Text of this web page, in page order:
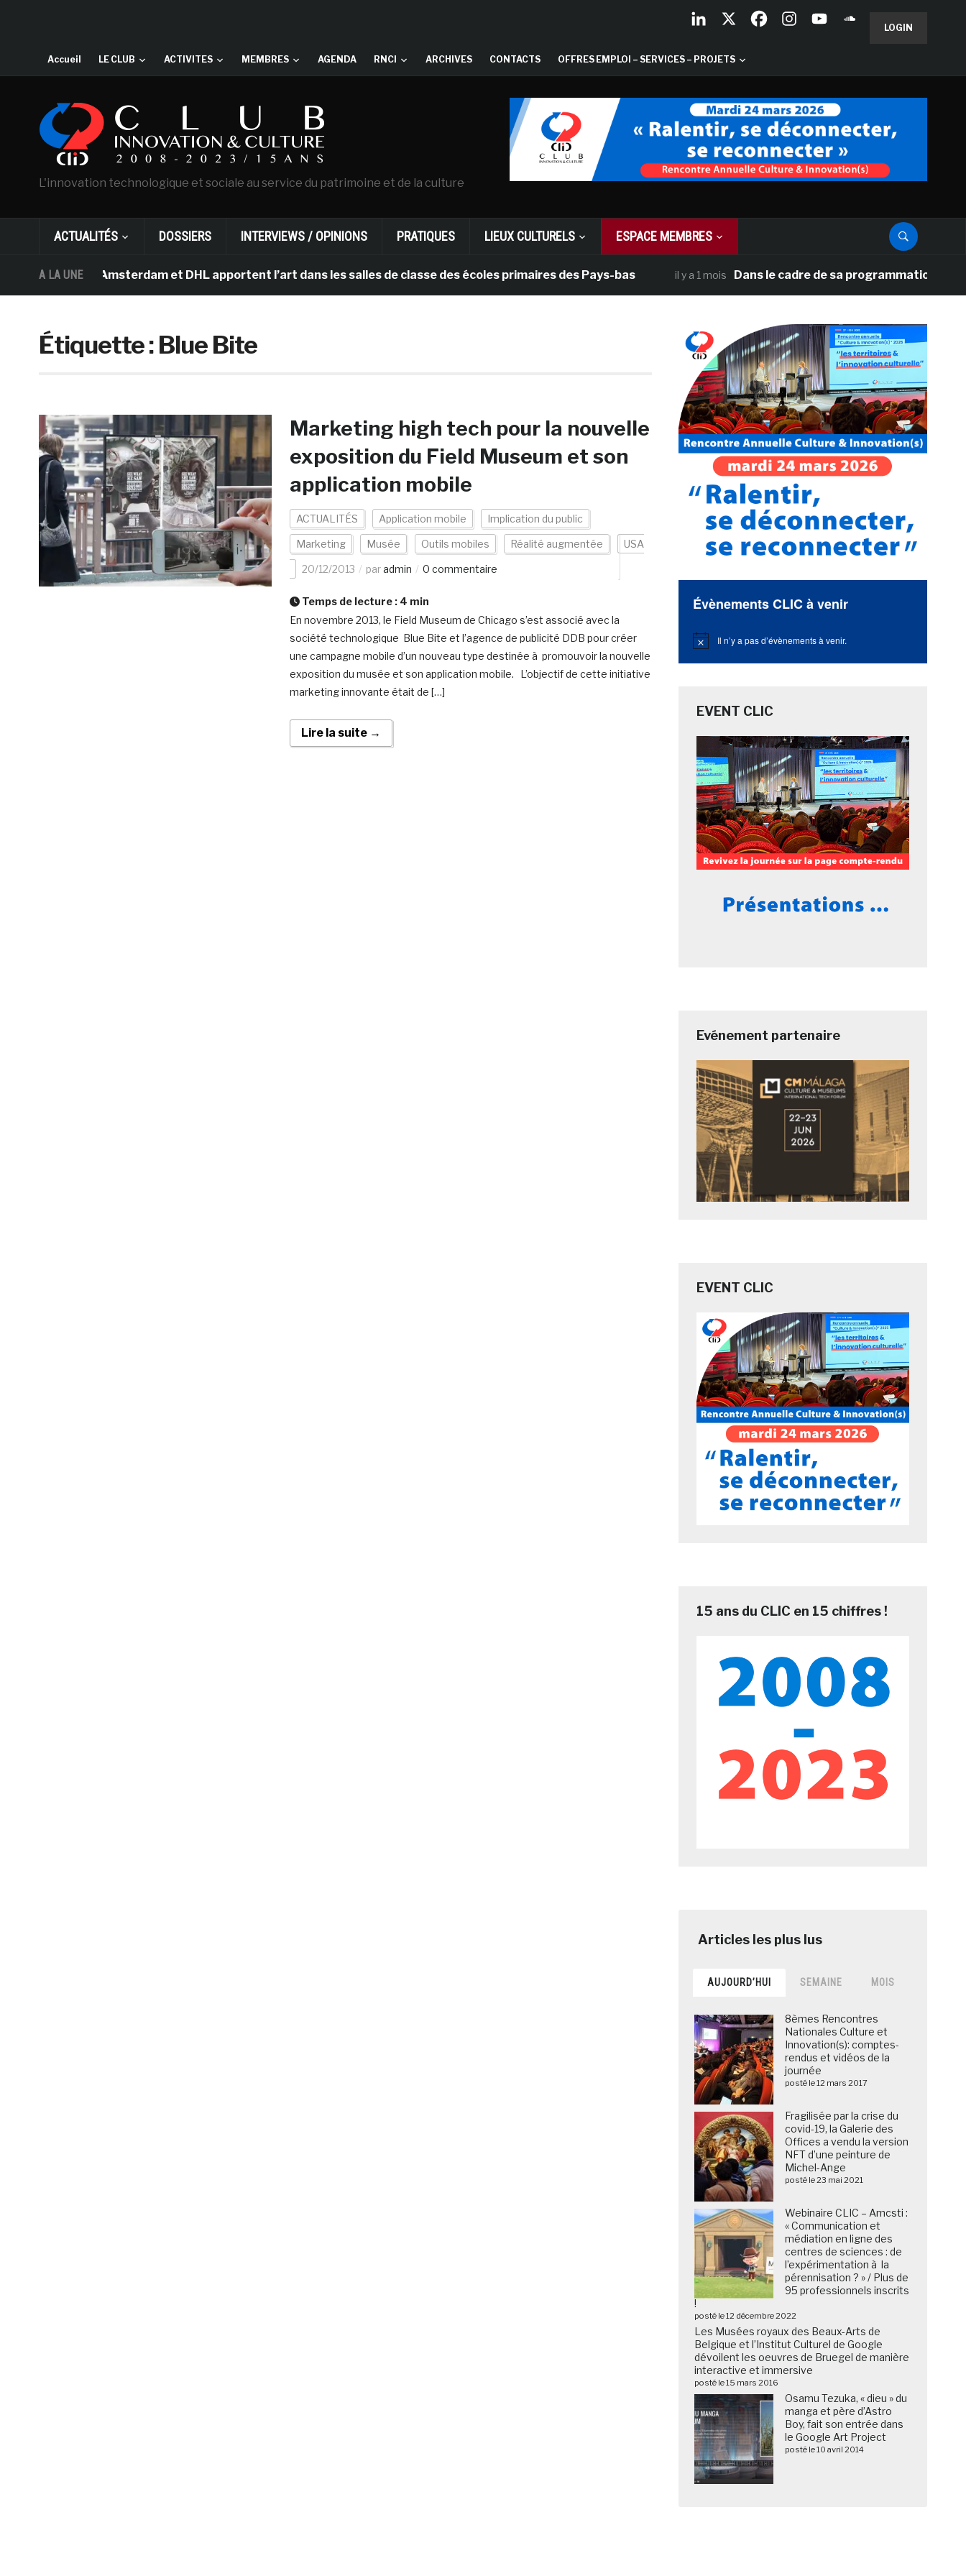
LOGIN
Accueil LE CLUB ACTIVITES MEMBRES AGENDA RNCI ARCHIVES CONTACTS OFFRES EMPLOI – SERVICES – PROJETS
L'innovation technologique et sociale au service du patrimoine et de la culture
ACTUALITÉS DOSSIERS INTERVIEWS / OPINIONS PRATIQUES LIEUX CULTURELS ESPACE MEMBRES
A LA UNE
Gogh d’Amsterdam et DHL apportent l’art dans les salles de classe des écoles primaires des Pays-bas il y a 1 mois Dans le cadre de sa programmation
Étiquette :Blue Bite
Marketing high tech pour la nouvelle
exposition du Field Museum et son
application mobile
ACTUALITÉS Application mobile Implication du public
Marketing Musée Outils mobiles Réalité augmentée USA
20/12/2013 paradmin 0 commentaire
Temps de lecture : 4 min
En novembre 2013, le Field Museum de Chicago s’est associé avec la
société technologique Blue Bite et l’agence de publicité DDB pour créer
une campagne mobile d’un nouveau type destinée à promouvoir la nouvelle
exposition du musée et son application mobile. L’objectif de cette initiative
marketing innovante était de […]
Lire la suite →
Évènements CLIC à venir
Notice Il n’y a pas d’évènements à venir.
EVENT CLIC
Evénement partenaire
EVENT CLIC
15 ans du CLIC en 15 chiffres !
AUJOURD’HUI SEMAINE MOIS
8èmes Rencontres
Nationales Culture et
Innovation(s): comptes-
rendus et vidéos de la
journée
posté le 12 mars 2017
Fragilisée par la crise du
covid-19, la Galerie des
Offices a vendu la version
NFT d’une peinture de
Michel-Ange
posté le 23 mai 2021
Webinaire CLIC – Amcsti :
« Communication et
médiation en ligne des
centres de sciences : de
l’expérimentation à la
pérennisation ? » / Plus de
95 professionnels inscrits
!
posté le 12 décembre 2022
Les Musées royaux des Beaux-Arts de
Belgique et l’Institut Culturel de Google
dévoilent les oeuvres de Bruegel de manière
interactive et immersive
posté le 15 mars 2016
Osamu Tezuka, « dieu » du
manga et père d’Astro
Boy, fait son entrée dans
le Google Art Project
posté le 10 avril 2014